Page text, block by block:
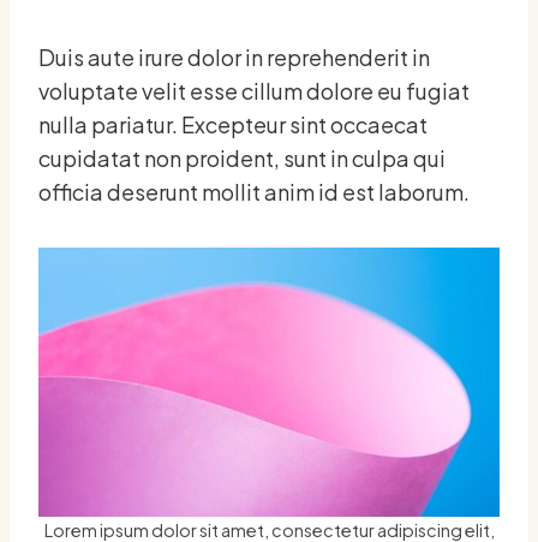
Duis aute irure dolor in reprehenderit in
voluptate velit esse cillum dolore eu fugiat
nulla pariatur. Excepteur sint occaecat
cupidatat non proident, sunt in culpa qui
officia deserunt mollit anim id est laborum.
Lorem ipsum dolor sit amet, consectetur adipiscing elit,